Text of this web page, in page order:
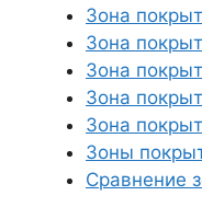
Зона
Зона
Зона
Зона
Зона
Зоны
Сравнение